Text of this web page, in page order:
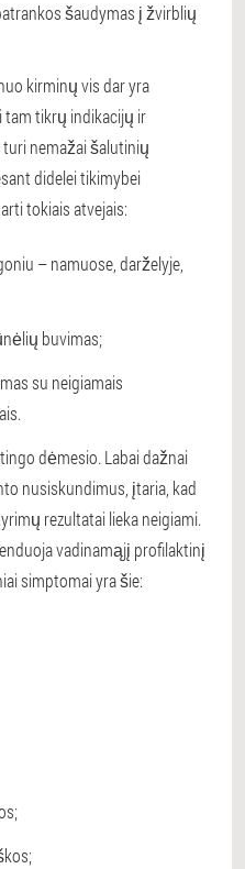
šaudymas į žvirblių
kirminų vis dar yra
tikrų indikacijų ir
nemažai šalutinių
didelei tikimybei
tokiais atvejais:
– namuose, darželyje,
buvimas;
su neigiamais
dėmesio. Labai dažnai
nusiskundimus, įtaria, kad
rezultatai lieka neigiami.
vadinamąjį profilaktinį
simptomai yra šie: